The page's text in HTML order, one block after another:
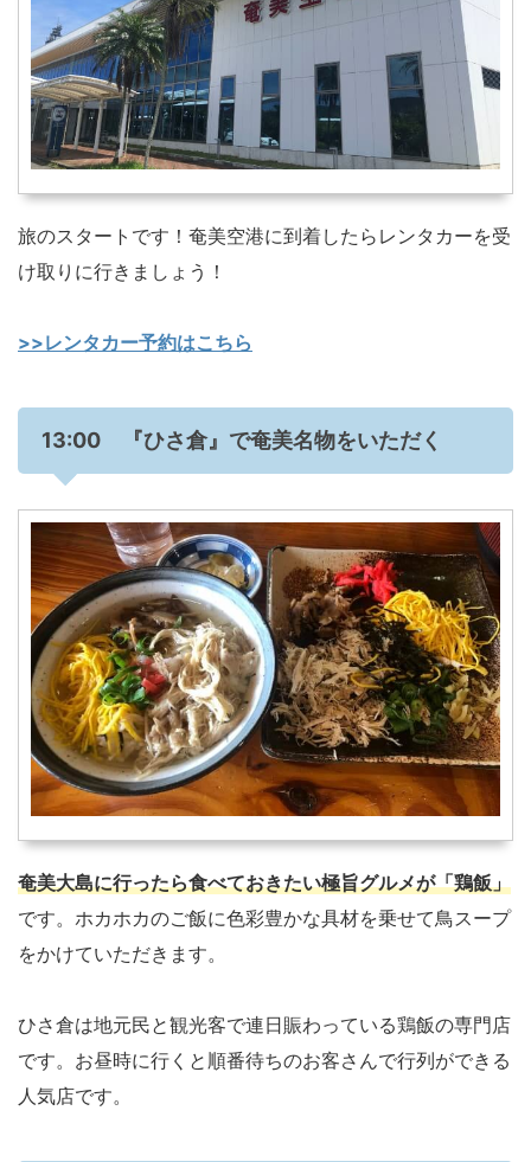
旅のスタートです！奄美空港に到着したらレンタカーを受
け取りに行きましょう！
>>レンタカー予約はこちら
13:00 『ひさ倉』で奄美名物をいただく
奄美大島に行ったら食べておきたい極旨グルメが「鶏飯」
です。ホカホカのご飯に色彩豊かな具材を乗せて鳥スープ
をかけていただきます。
ひさ倉は地元民と観光客で連日賑わっている鶏飯の専門店
です。お昼時に行くと順番待ちのお客さんで行列ができる
人気店です。